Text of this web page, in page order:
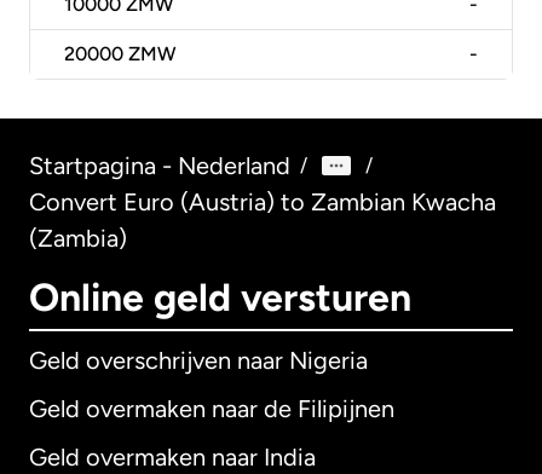
10000 ZMW -
20000 ZMW -
Startpagina - Nederland / /
Convert Euro (Austria) to Zambian Kwacha
(Zambia)
Online geld versturen
Geld overschrijven naar Nigeria
Geld overmaken naar de Filipijnen
Geld overmaken naar India